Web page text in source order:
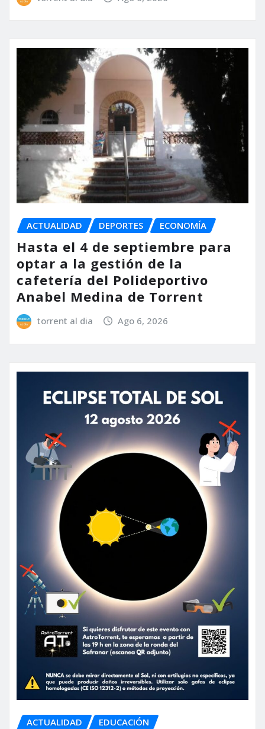
ACTUALIDAD DEPORTES ECONOMÍA
Hasta el 4 de septiembre para
optar a la gestión de la
cafetería del Polideportivo
Anabel Medina de Torrent
torrent al dia Ago 6, 2026
ACTUALIDAD
EDUCACIÓN